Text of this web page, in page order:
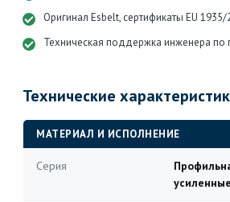
Оригинал Esbelt, сертификаты EU 1935/
Техническая поддержка инженера по
Технические
МАТЕРИАЛ И ИСПОЛНЕНИЕ
Серия